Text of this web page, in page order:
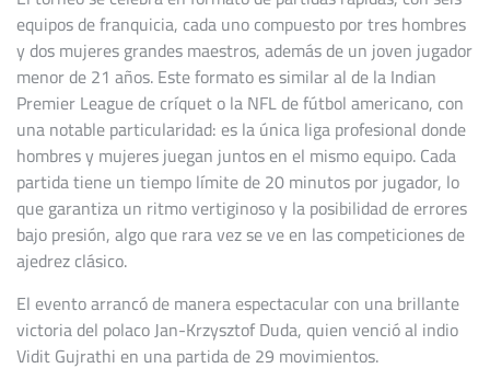
equipos de franquicia, cada uno compuesto por tres hombres
y dos mujeres grandes maestros, además de un joven jugador
menor de 21 años. Este formato es similar al de la Indian
Premier League de críquet o la NFL de fútbol americano, con
una notable particularidad: es la única liga profesional donde
hombres y mujeres juegan juntos en el mismo equipo. Cada
partida tiene un tiempo límite de 20 minutos por jugador, lo
que garantiza un ritmo vertiginoso y la posibilidad de errores
bajo presión, algo que rara vez se ve en las competiciones de
ajedrez clásico.
El evento arrancó de manera espectacular con una brillante
victoria del polaco Jan-Krzysztof Duda, quien venció al indio
Vidit Gujrathi en una partida de 29 movimientos.